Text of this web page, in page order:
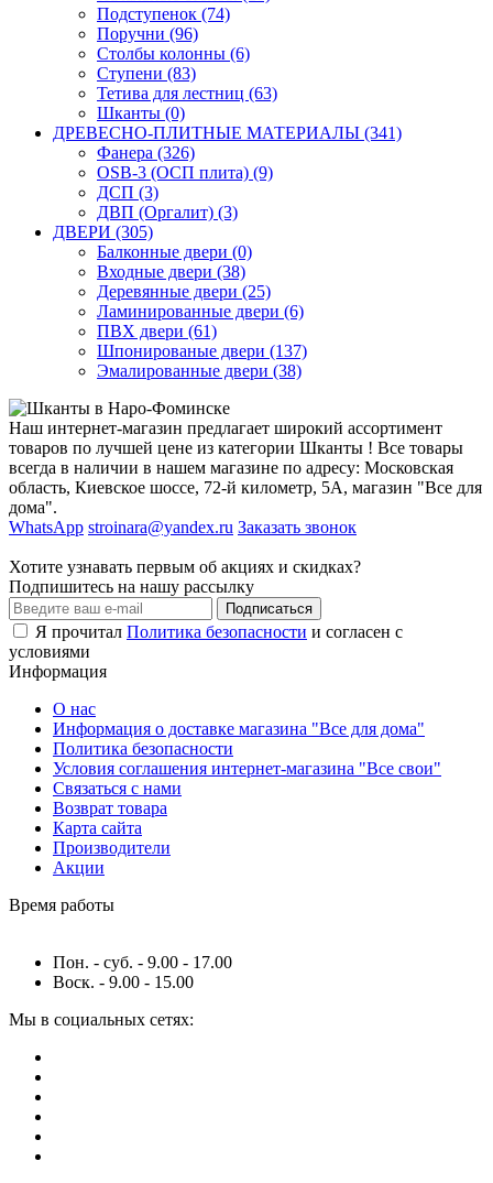
Подступенок (74)
Поручни (96)
Столбы колонны (6)
Ступени (83)
Тетива для лестниц (63)
Шканты (0)
ДРЕВЕСНО-ПЛИТНЫЕ МАТЕРИАЛЫ (341)
Фанера (326)
OSB-3 (ОСП плита) (9)
ДСП (3)
ДВП (Оргалит) (3)
ДВЕРИ (305)
Балконные двери (0)
Входные двери (38)
Деревянные двери (25)
Ламинированные двери (6)
ПВХ двери (61)
Шпонированые двери (137)
Эмалированные двери (38)
Наш интернет-магазин предлагает широкий ассортимент
товаров по лучшей цене из категории Шканты ! Все товары
всегда в наличии в нашем магазине по адресу: Московская
область, Киевское шоссе, 72-й километр, 5А, магазин "Все для
дома".
WhatsApp stroinara@yandex.ru Заказать звонок
Хотите узнавать первым об акциях и скидках?
Подпишитесь на нашу рассылку
Подписаться
Я прочитал Политика безопасности и согласен с
условиями
Информация
О нас
Информация о доставке магазина "Все для дома"
Политика безопасности
Условия соглашения интернет-магазина "Все свои"
Связаться с нами
Возврат товара
Карта сайта
Производители
Акции
Время работы
Пон. - суб. - 9.00 - 17.00
Воск. - 9.00 - 15.00
Мы в социальных сетях: